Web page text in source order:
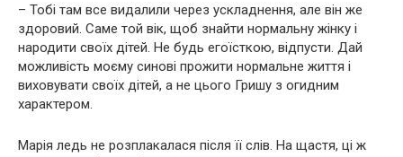
– Тобі там все видалили через ускладнення, але він же
здоровий. Саме той вік, щоб знайти нормальну жінку і
народити своїх дітей. Не будь егоїсткою, відпусти. Дай
можливість моєму синові прожити нормальне життя і
виховувати своїх дітей, а не цього Гришу з огидним
характером.
Марія ледь не розплакалася після її слів. На щастя, ці ж